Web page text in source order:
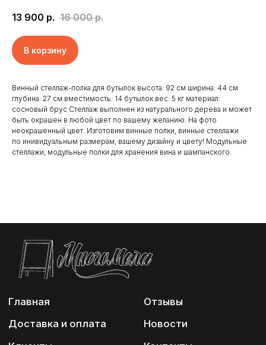
13 900 р. 16 000 р.
В корзину
Винный стеллаж-полка для бутылок высота: 92 см ширина: 44 см
глубина: 27 см вместимость: 14 бутылок вес: 5 кг материал:
сосновый брус Стеллаж выполнен из натурального дерева и может
быть окрашен в любой цвет по вашему желанию. На фото
неокрашенный цвет. Изготовим винные полки, винные стеллажи
по инивидуальным размерам, вашему дизайну и цвету! Модульные
стеллажи, модульные полки для хранения вина и шампанского.
Новости
Отзывы
Доставка и оплата
Главная